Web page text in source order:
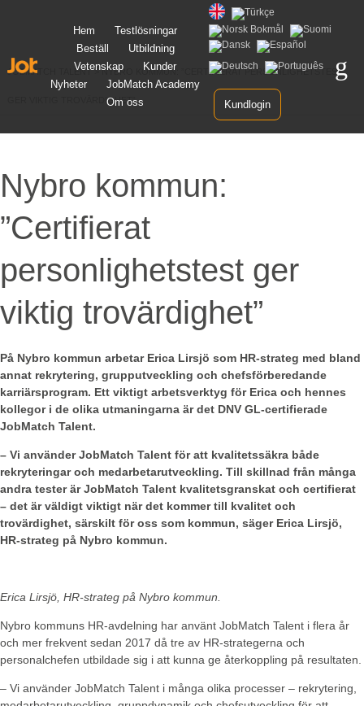
Gå
till
innehåll
Hem
Testlösningar
Beställ
Utbildning
Vetenskap
Kunder
Nyheter
JobMatch Academy
Om oss
Kundlogin
JOBMATCH TALENT>NYBRO KOMMUN: ”CERTIFIERAT PERSONLIGHETSTEST
GER VIKTIG TROVÄRDIGHET”
Nybro kommun:
”Certifierat
personlighetstest ger
viktig trovärdighet”
På Nybro kommun arbetar Erica Lirsjö som HR-strateg med bland
annat rekrytering, grupputveckling och chefsförberedande
karriärsprogram. Ett viktigt arbetsverktyg för Erica och hennes
kollegor i de olika utmaningarna är det DNV GL-certifierade
JobMatch Talent.
– Vi använder JobMatch Talent för att kvalitetssäkra både
rekryteringar och medarbetarutveckling. Till skillnad från många
andra tester är JobMatch Talent kvalitetsgranskat och certifierat
– det är väldigt viktigt när det kommer till kvalitet och
trovärdighet, särskilt för oss som kommun, säger Erica Lirsjö,
HR-strateg på Nybro kommun.
Erica Lirsjö, HR-strateg på Nybro kommun.
Nybro kommuns HR-avdelning har använt JobMatch Talent i flera år
och mer frekvent sedan 2017 då tre av HR-strategerna och
personalchefen utbildade sig i att kunna ge återkoppling på resultaten.
– Vi använder JobMatch Talent i många olika processer – rekrytering,